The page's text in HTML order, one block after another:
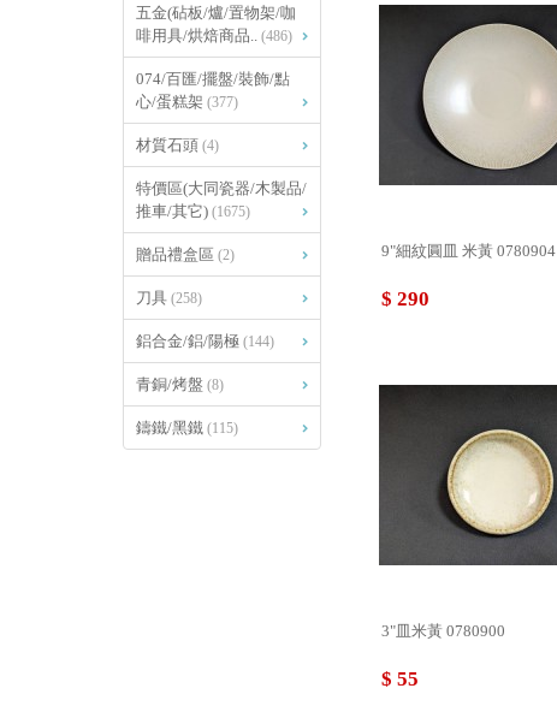
五金(砧板/爐/置物架/咖
啡用具/烘焙商品.. (486)
074/百匯/擺盤/裝飾/點
心/蛋糕架 (377)
材質石頭 (4)
特價區(大同瓷器/木製品/
推車/其它) (1675)
贈品禮盒區 (2)
刀具 (258)
鋁合金/鋁/陽極 (144)
青銅/烤盤 (8)
鑄鐵/黑鐵 (115)
9"細紋圓皿 米黃 0780904
$ 290
3"皿米黃 0780900
$ 55